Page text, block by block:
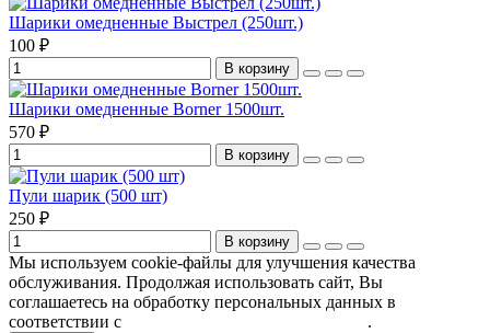
Шарики омедненные Выстрел (250шт.)
100 ₽
В корзину
Шарики омедненные Borner 1500шт.
570 ₽
В корзину
Пули шарик (500 шт)
250 ₽
В корзину
Мы используем cookie-файлы для улучшения качества
обслуживания. Продолжая использовать сайт, Вы
соглашаетесь на обработку персональных данных в
соответствии с
.